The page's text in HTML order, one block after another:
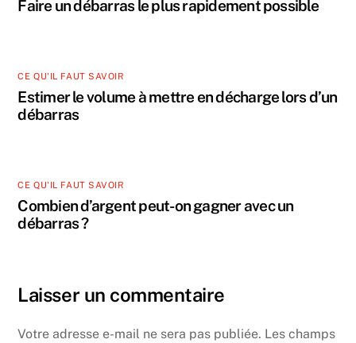
Faire un débarras le plus rapidement possible
CE QU'IL FAUT SAVOIR
Estimer le volume à mettre en décharge lors d’un
débarras
CE QU'IL FAUT SAVOIR
Combien d’argent peut-on gagner avec un
débarras ?
Laisser un commentaire
Votre adresse e-mail ne sera pas publiée. Les champs